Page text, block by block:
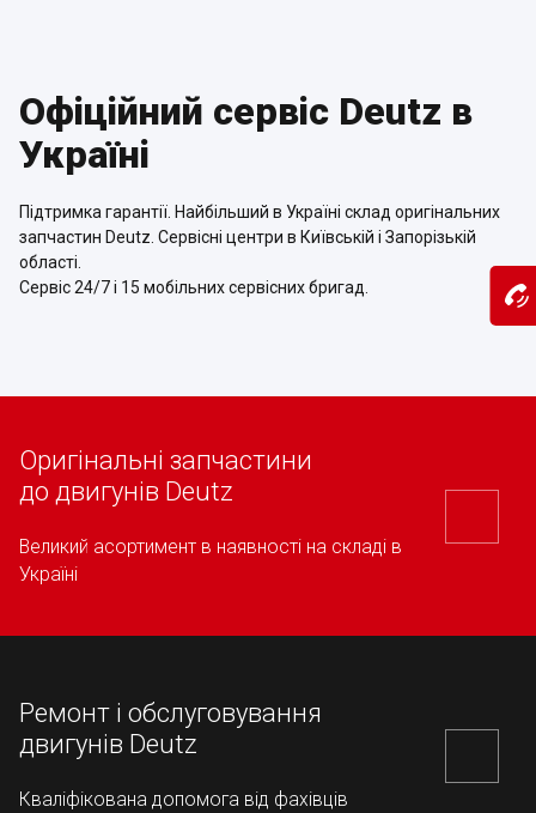
Офіційний сервіс Deutz в
Україні
Підтримка гарантії. Найбільший в Україні склад оригінальних
запчастин Deutz. Сервісні центри в Київській і Запорізькій
області.
Сервіс 24/7 і 15 мобільних сервісних бригад.
Оригінальні запчастини
до двигунів Deutz
Великий асортимент в наявності на складі в
Україні
Ремонт і обслуговування
двигунів Deutz
Кваліфікована допомога від фахівців